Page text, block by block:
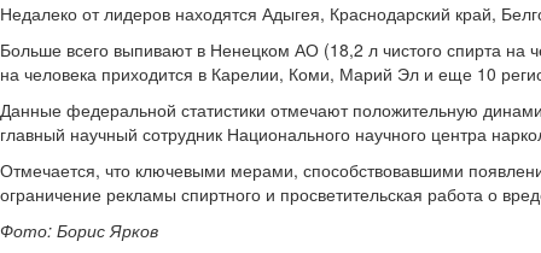
Недалеко от лидеров находятся Адыгея, Краснодарский край,
Больше всего выпивают в Ненецком АО (18,2 л чистого спирта
на человека приходится в Карелии, Коми, Марий Эл и еще 10
Данные федеральной статистики отмечают положительную
главный научный сотрудник Национального научного центра
Отмечается, что ключевыми мерами, способствовавшими
ограничение рекламы спиртного и просветительская работа о
Фото: Борис Ярков